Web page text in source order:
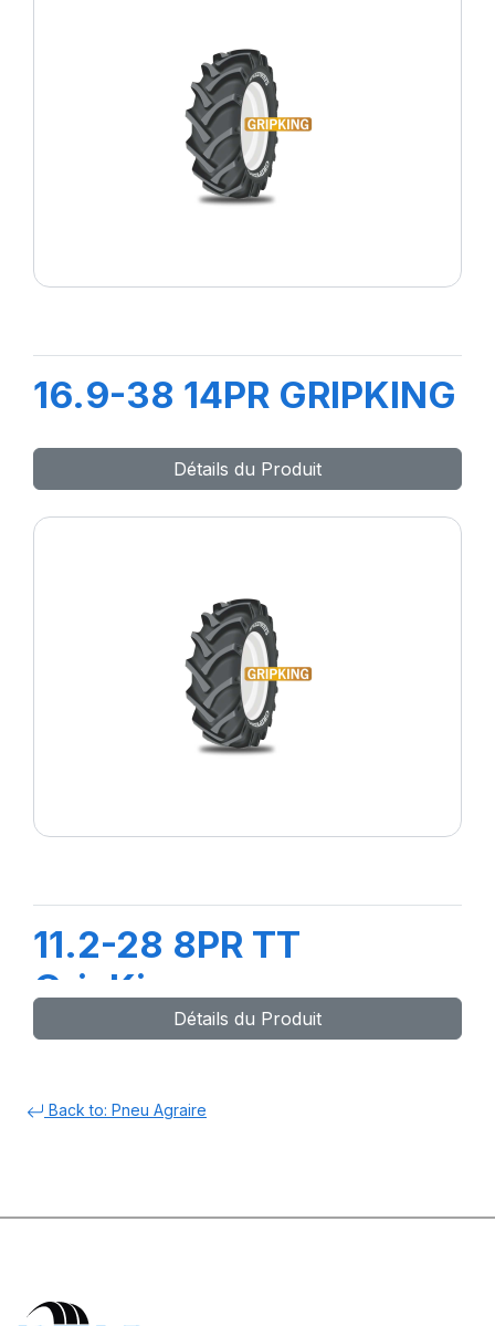
16.9-38 14PR GRIPKING
Détails du Produit
11.2-28 8PR TT
GripKing
Détails du Produit
Back to: Pneu Agraire